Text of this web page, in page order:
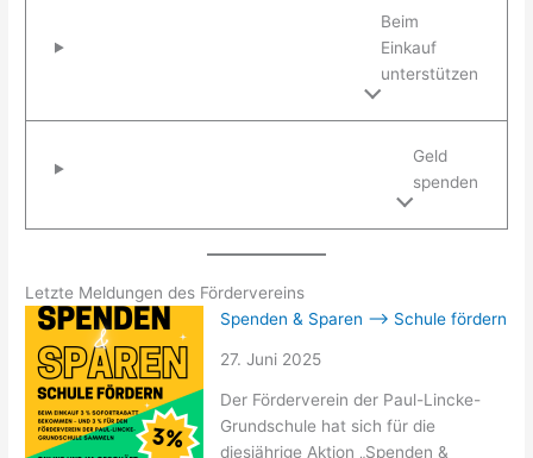
Beim
Einkauf
unterstützen
Geld
spenden
Letzte Meldungen des Fördervereins
Spenden & Sparen –> Schule fördern
27. Juni 2025
Der Förderverein der Paul-Lincke-
Grundschule hat sich für die
diesjährige Aktion „Spenden &